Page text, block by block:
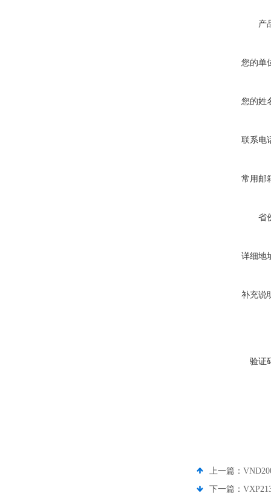
产
您的单
您的姓
联系电
常用邮
省
详细地
补充说
验证
上一篇：
下一篇：